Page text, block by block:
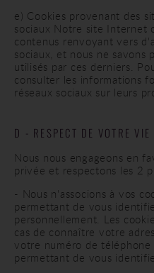
e) Cookies provenant des
sociaux Notre site Internet
contenus renvoyant vers
sociaux, et nous ne savons
utilisés par ces derniers.
consulter les informations
réseaux sociaux sur leurs
D - RESPECT DE VOTRE VIE
Nous nous engageons en
privée et respectons les 2
- Nous n'associons à vos
permettant de vous
personnellement. Les
cas de connaître votre
votre numéro de
permettant de vous